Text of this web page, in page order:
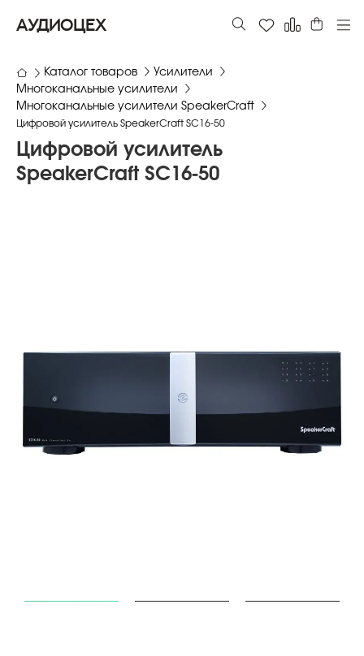
АУДИОЦЕХ
Каталог товаров
Усилители
Многоканальные усилители
Многоканальные усилители SpeakerCraft
Цифровой усилитель SpeakerCraft SC16-50
Цифровой усилитель
SpeakerCraft SC16-50